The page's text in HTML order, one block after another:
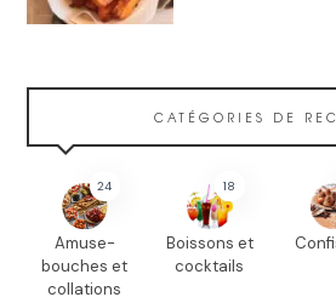
CATÉGORIES DE
24
Amuse-
bouches et
collations
18
Boissons et
cocktails